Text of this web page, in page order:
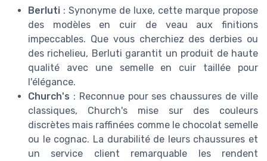
Berluti : Synonyme de luxe, cette marque propose
des modèles en cuir de veau aux finitions
impeccables. Que vous cherchiez des derbies ou
des richelieu, Berluti garantit un produit de haute
qualité avec une semelle en cuir taillée pour
l'élégance.
Church's : Reconnue pour ses chaussures de ville
classiques, Church's mise sur des couleurs
discrètes mais raffinées comme le chocolat semelle
ou le cognac. La durabilité de leurs chaussures et
un service client remarquable les rendent